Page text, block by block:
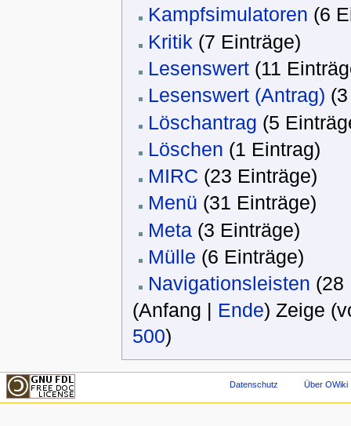
Kampfsimulatoren (6
Kritik ‏‎ (7 Einträge)
Lesenswert (11
Lesenswert (Antrag)
Löschantrag (5
Löschen ‏‎ (1 Eintrag)
MIRC ‏‎ (23 Einträge)
Menü ‏‎ (31 Einträge)
Meta ‏‎ (3 Einträge)
Mülle ‏‎ (6 Einträge)
Navigationsleisten
(Anfang | Ende) Zeige
500)
Datenschutz Über OWiki